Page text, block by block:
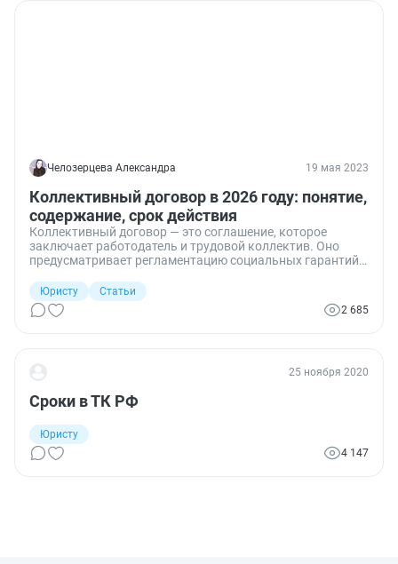
Челозерцева Александра 19 мая 2023
Коллективный договор в 2026 году: понятие,
содержание, срок действия
Коллективный договор — это соглашение, которое
заключает работодатель и трудовой коллектив. Оно
предусматривает регламентацию социальных гарантий
коллективного договора обязательно, что в него
включить и с кем подписывать.
Юристу
Статьи
2 685
25 ноября 2020
Сроки в ТК РФ
Юристу
4 147